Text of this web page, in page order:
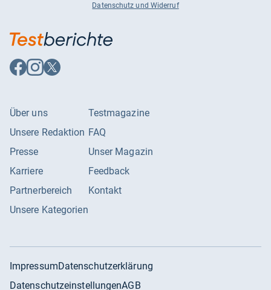
Datenschutz und Widerruf
Auf
Facebook
Auf
Instagram
Auf
X
Über uns
Unsere Redaktion
Presse
Karriere
Partnerbereich
Unsere Kategorien
Testmagazine
FAQ
Unser Magazin
Feedback
Kontakt
ImpressumDatenschutzerklärung
DatenschutzeinstellungenAGB